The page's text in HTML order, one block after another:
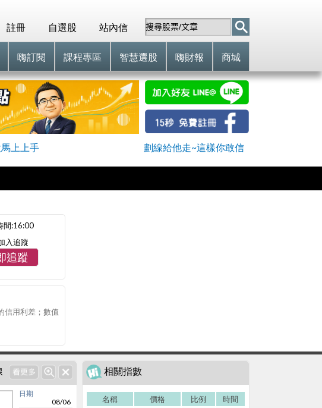
站內信
自選股
註冊
嗨訂閱 課程專區 智慧選股 嗨財報 商城
上上手 劃線給他走~這樣你敢信
間:16:00
入追蹤
追蹤
信用利差；數值
日期
08/06
相關指數
名稱 價格 比例
時間